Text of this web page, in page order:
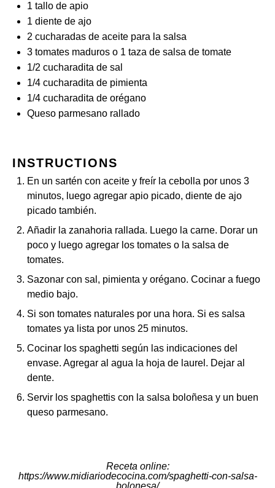
1 tallo de apio
1 diente de ajo
2 cucharadas de aceite para la salsa
3 tomates maduros o 1 taza de salsa de tomate
1/2 cucharadita de sal
1/4 cucharadita de pimienta
1/4 cucharadita de orégano
Queso parmesano rallado
INSTRUCTIONS
En un sartén con aceite y freír la cebolla por unos 3
minutos, luego agregar apio picado, diente de ajo
picado también.
Añadir la zanahoria rallada. Luego la carne. Dorar un
poco y luego agregar los tomates o la salsa de
tomates.
Sazonar con sal, pimienta y orégano. Cocinar a fuego
medio bajo.
Si son tomates naturales por una hora. Si es salsa
tomates ya lista por unos 25 minutos.
Cocinar los spaghetti según las indicaciones del
envase. Agregar al agua la hoja de laurel. Dejar al
dente.
Servir los spaghettis con la salsa boloñesa y un buen
queso parmesano.
Receta online:
https://www.midiariodecocina.com/spaghetti-con-salsa-
bolonesa/